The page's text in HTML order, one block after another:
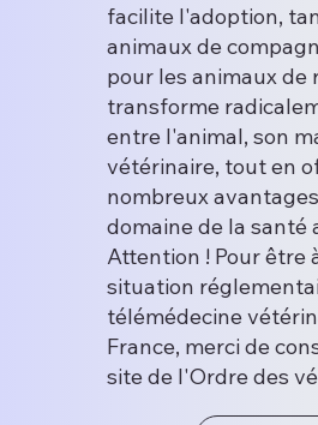
facilite l'adoption,
animaux de
pour les animaux de
transforme
entre l'animal, son
vétérinaire, tout en
nombreux
domaine de la santé
Attention ! Pour être
situation
télémédecine
France, merci de
site de l'Ordre des